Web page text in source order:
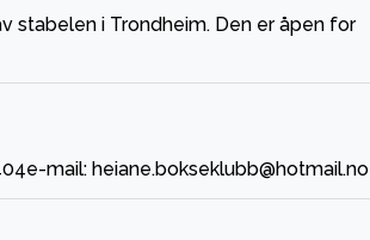
stabelen i Trondheim. Den er åpen for
mail: heiane.bokseklubb@hotmail.no